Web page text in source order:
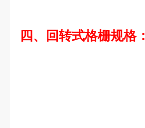
四、回转式格栅规格：